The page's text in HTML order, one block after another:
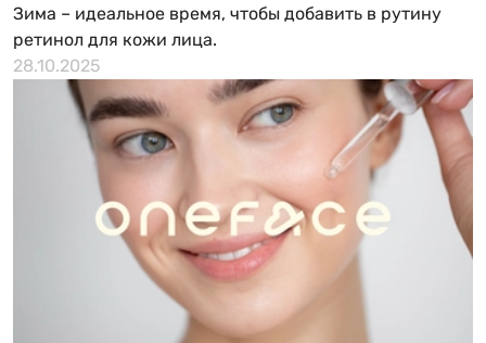
Зима – идеальное время, чтобы добавить в рутину
ретинол для кожи лица.
28.10.2025